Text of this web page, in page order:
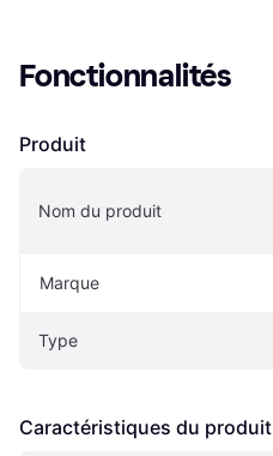
Fonctionnalités
Produit
Nom du produit
Marque
Type
Caractéristiques du produit